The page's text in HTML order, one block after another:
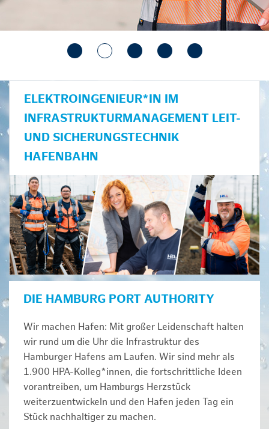
ELEKTROINGENIEUR*IN IM
INFRASTRUKTURMANAGEMENT LEIT-
UND SICHERUNGSTECHNIK
HAFENBAHN
DIE HAMBURG PORT AUTHORITY
Wir machen Hafen: Mit großer Leidenschaft halten
wir rund um die Uhr die Infrastruktur des
Hamburger Hafens am Laufen. Wir sind mehr als
1.900 HPA-Kolleg*innen, die fortschrittliche Ideen
vorantreiben, um Hamburgs Herzstück
weiterzuentwickeln und den Hafen jeden Tag ein
Stück nachhaltiger zu machen.